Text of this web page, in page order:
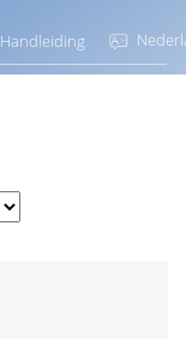
Handleiding